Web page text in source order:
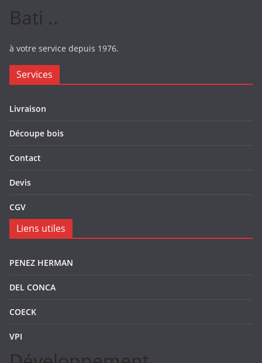
Bati ..
à votre service depuis 1976.
Services
Livraison
Découpe bois
Contact
Devis
CGV
Liens utiles
PENEZ HERMAN
DEL CONCA
COECK
VPI